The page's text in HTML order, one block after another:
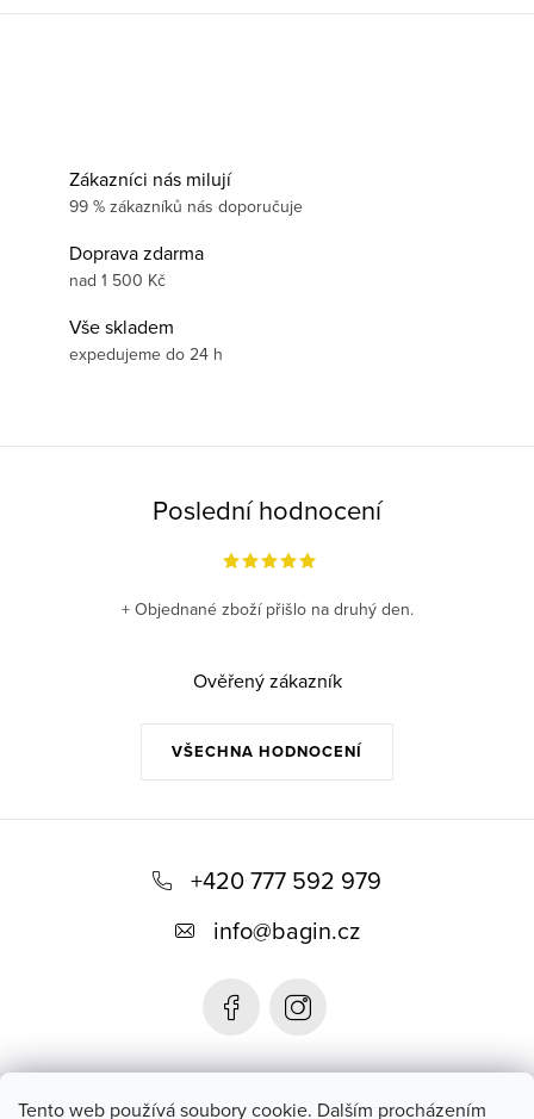
Tento web používá soubory cookie. Dalším procházením
Zákazníci nás milují
99 % zákazníků nás doporučuje
Doprava zdarma
nad 1 500 Kč
Vše skladem
expedujeme do 24 h
Poslední hodnocení
VŠECHNA HODNOCENÍ
+ Objednané zboží přišlo na druhý den.
Ověřený zákazník
+420 777 592 979
info@bagin.cz
Bagin.cz